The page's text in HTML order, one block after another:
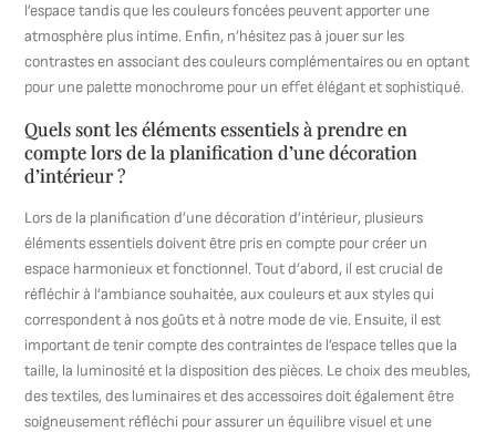
l’espace tandis que les couleurs foncées peuvent apporter une
atmosphère plus intime. Enfin, n’hésitez pas à jouer sur les
contrastes en associant des couleurs complémentaires ou en optant
pour une palette monochrome pour un effet élégant et sophistiqué.
Quels sont les éléments essentiels à prendre en
compte lors de la planification d’une décoration
d’intérieur ?
Lors de la planification d’une décoration d’intérieur, plusieurs
éléments essentiels doivent être pris en compte pour créer un
espace harmonieux et fonctionnel. Tout d’abord, il est crucial de
réfléchir à l’ambiance souhaitée, aux couleurs et aux styles qui
correspondent à nos goûts et à notre mode de vie. Ensuite, il est
important de tenir compte des contraintes de l’espace telles que la
taille, la luminosité et la disposition des pièces. Le choix des meubles,
des textiles, des luminaires et des accessoires doit également être
soigneusement réfléchi pour assurer un équilibre visuel et une